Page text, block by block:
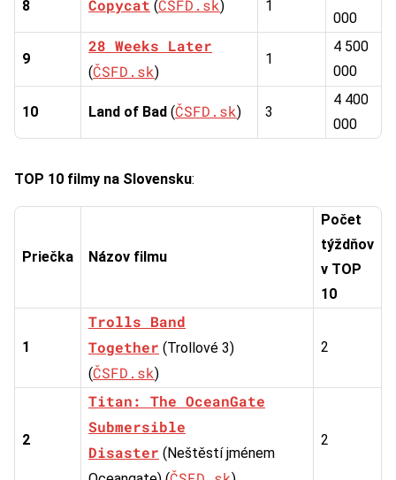
8 Copycat (ČSFD.sk) 1
000
9
28 Weeks Later
(ČSFD.sk)
1
4 500
000
10 Land of Bad (ČSFD.sk) 3
4 400
000
TOP 10 filmy na Slovensku:
Priečka Názov filmu
Počet
týždňov
v TOP
10
1
Trolls Band
Together (Trollové 3)
(ČSFD.sk)
2
2
Titan: The OceanGate
Submersible
Disaster (Neštěstí jménem
2